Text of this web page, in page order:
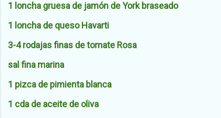
1 loncha gruesa de jamón de York braseado
1 loncha de queso Havarti
3-4 rodajas finas de tomate Rosa
sal fina marina
1 pizca de pimienta blanca
1 cda de aceite de oliva